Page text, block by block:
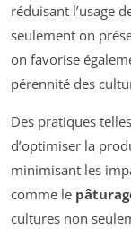
réduisant l’usage
seulement on
on favorise
pérennité des
Des pratiques
d’optimiser la
minimisant les
comme le
cultures non